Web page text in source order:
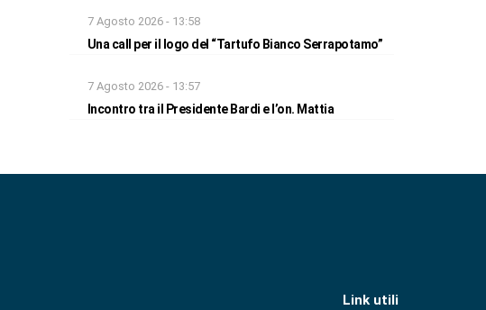
7 Agosto 2026 - 13:58
Una call per il logo del “Tartufo Bianco Serrapotamo”
7 Agosto 2026 - 13:57
Incontro tra il Presidente Bardi e l’on. Mattia
Link utili